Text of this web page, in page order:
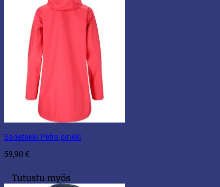
Sadetakki Petra pinkki
59,90 €
Tutustu myös